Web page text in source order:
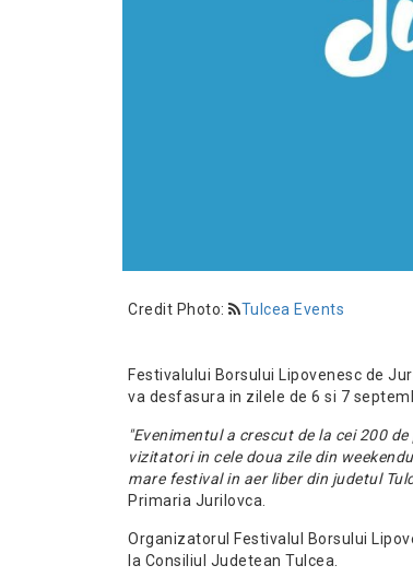
Credit Photo: Tulcea Events
Festivalului Borsului Lipovenesc de
va desfasura in zilele de 6 si 7
"Evenimentul a crescut de la cei 200
vizitatori in cele doua zile din
mare festival in aer liber din judetul
Primaria Jurilovca.
Organizatorul Festivalul Borsului
la Consiliul Judetean Tulcea.